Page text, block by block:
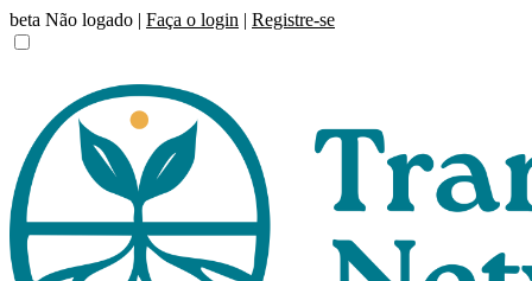
beta Não logado | Faça o login | Registre-se